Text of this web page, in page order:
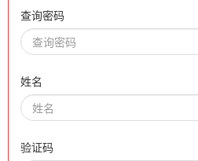
查询密码
姓名
验证码